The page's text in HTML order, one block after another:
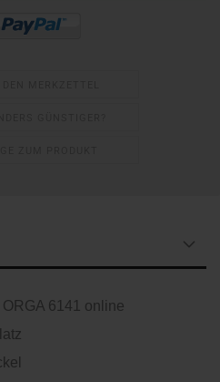
6141 online